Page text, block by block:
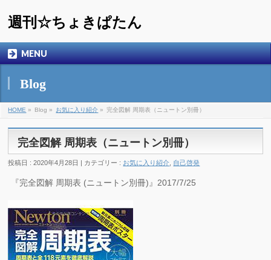
週刊☆ちょきぱたん
MENU
Blog
HOME » Blog » お気に入り紹介 » 完全図解 周期表（ニュートン別冊）
完全図解 周期表（ニュートン別冊）
投稿日 : 2020年4月28日 | カテゴリー : お気に入り紹介 自己啓発
『完全図解 周期表 (ニュートン別冊)』2017/7/25